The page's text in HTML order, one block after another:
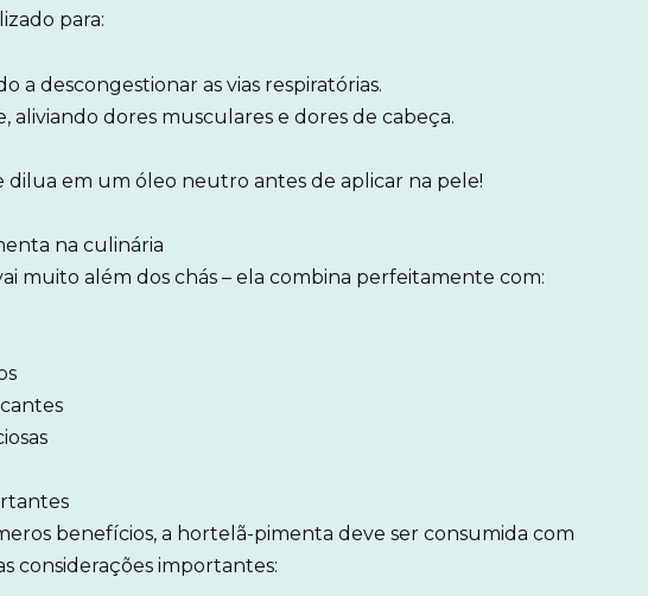
para:
a descongestionar as vias respiratórias.
aliviando dores musculares e dores de cabeça.
dilua em um óleo neutro antes de aplicar na pele!
na culinária
muito além dos chás – ela combina perfeitamente com:
benefícios, a hortelã-pimenta deve ser consumida com
considerações importantes: